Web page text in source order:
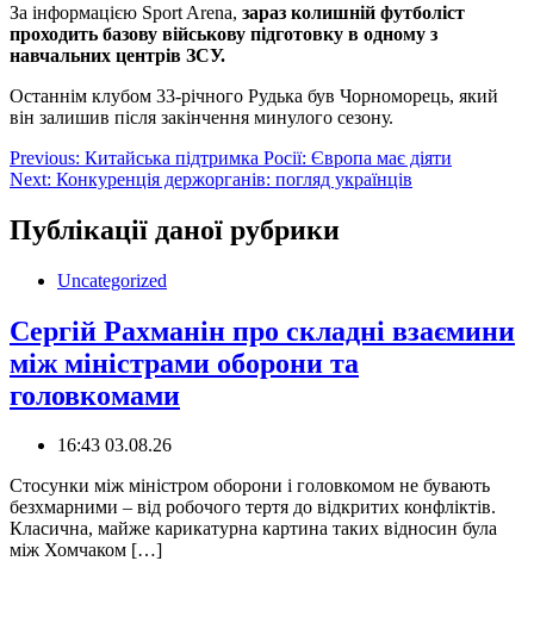
За інформацією Sport Arena, зараз колишній футболіст
проходить базову військову підготовку в одному з
навчальних центрів ЗСУ.
Останнім клубом 33-річного Рудька був Чорноморець, який
він залишив після закінчення минулого сезону.
Навігація
записів
Previous: Китайська підтримка Росії: Європа має діяти
Next: Конкуренція держорганів: погляд українців
Публікації даної рубрики
Uncategorized
Сергій Рахманін про складні взаємини
між міністрами оборони та
головкомами
16:43 03.08.26
Стосунки між міністром оборони і головкомом не бувають
безхмарними – від робочого тертя до відкритих конфліктів.
Класична, майже карикатурна картина таких відносин була
між Хомчаком […]